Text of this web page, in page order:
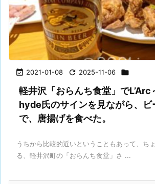
 2021-01-08  2025-11-06 
軽井沢「おらんち食堂」で
hyde氏のサインを見ながら、ビ
で、唐揚げを食べた。
うちから比較的近いということもあって、ち
る、軽井沢町の「おらんち食堂」さ ...